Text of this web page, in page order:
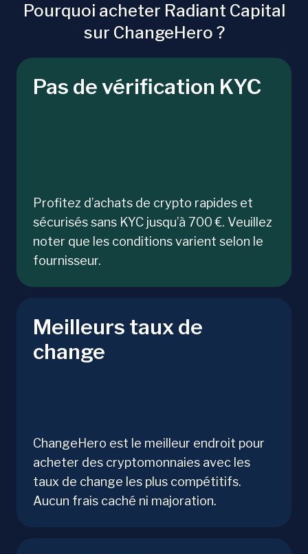
Pourquoi acheter Radiant Capital
sur ChangeHero ?
Pas de vérification KYC
Profitez d’achats de crypto rapides et
sécurisés sans KYC jusqu’à 700 €. Veuillez
noter que les conditions varient selon le
fournisseur.
Meilleurs taux de
change
ChangeHero est le meilleur endroit pour
acheter des cryptomonnaies avec les
taux de change les plus compétitifs.
Aucun frais caché ni majoration.